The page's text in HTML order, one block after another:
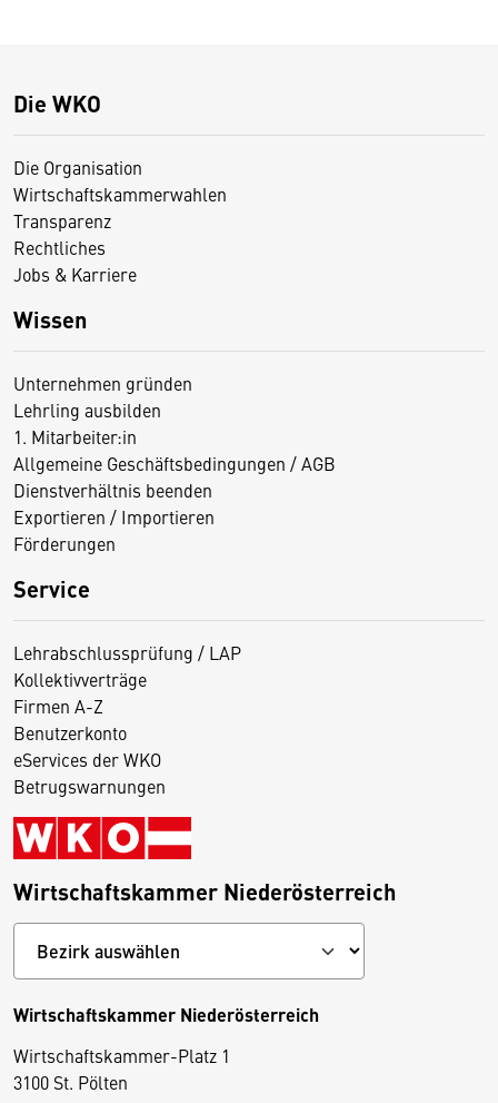
Die WKO
Die Organisation
Wirtschaftskammerwahlen
Transparenz
Rechtliches
Jobs & Karriere
Wissen
Unternehmen gründen
Lehrling ausbilden
1. Mitarbeiter:in
Allgemeine Geschäftsbedingungen / AGB
Dienstverhältnis beenden
Exportieren / Importieren
Förderungen
Service
Lehrabschlussprüfung / LAP
Kollektivverträge
Firmen A-Z
Benutzerkonto
eServices der WKO
Betrugswarnungen
Wirtschaftskammer Niederösterreich
Wirtschaftskammer Niederösterreich
Wirtschaftskammer-Platz 1
3100 St. Pölten
D